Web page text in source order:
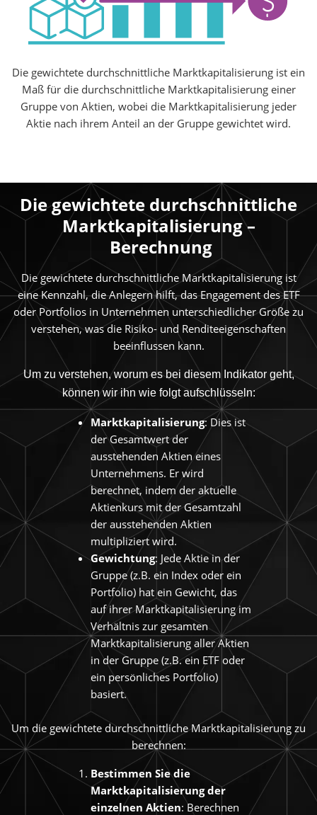
Die gewichtete durchschnittliche Marktkapitalisierung ist ein
Maß für die durchschnittliche Marktkapitalisierung einer
Gruppe von Aktien, wobei die Marktkapitalisierung jeder
Aktie nach ihrem Anteil an der Gruppe gewichtet wird.
Die gewichtete durchschnittliche
Marktkapitalisierung –
Berechnung
Die gewichtete durchschnittliche Marktkapitalisierung ist
eine Kennzahl, die Anlegern hilft, das Engagement des ETF
oder Portfolios in Unternehmen unterschiedlicher Größe zu
verstehen, was die Risiko- und Renditeeigenschaften
beeinflussen kann.
Um zu verstehen, worum es bei diesem Indikator geht,
können wir ihn wie folgt aufschlüsseln:
Marktkapitalisierung: Dies ist
der Gesamtwert der
ausstehenden Aktien eines
Unternehmens. Er wird
berechnet, indem der aktuelle
Aktienkurs mit der Gesamtzahl
der ausstehenden Aktien
multipliziert wird.
Gewichtung: Jede Aktie in der
Gruppe (z.B. ein Index oder ein
Portfolio) hat ein Gewicht, das
auf ihrer Marktkapitalisierung im
Verhältnis zur gesamten
Marktkapitalisierung aller Aktien
in der Gruppe (z.B. ein ETF oder
ein persönliches Portfolio)
basiert.
Um die gewichtete durchschnittliche Marktkapitalisierung zu
berechnen:
Bestimmen Sie die
Marktkapitalisierung der
einzelnen Aktien: Berechnen